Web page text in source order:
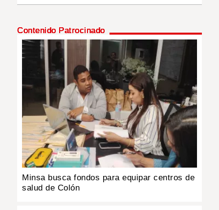
MULTIMEDIA
Contenido Patrocinado
Minsa busca fondos para equipar centros de
salud de Colón